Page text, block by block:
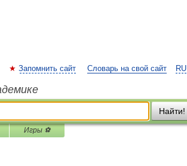
RU
Запомнить сайт Словарь на свой сайт
Найти!
Игры ⚽